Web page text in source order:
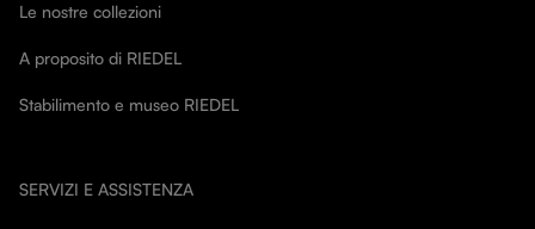
Le nostre collezioni
A proposito di RIEDEL
Stabilimento e museo RIEDEL
SERVIZI E ASSISTENZA